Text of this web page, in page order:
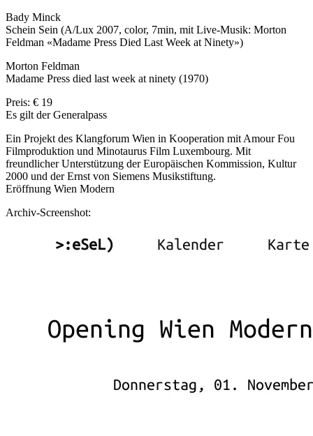
Bady Minck
Schein Sein (A/Lux 2007, color, 7min, mit Live-Musik: Morton
Feldman «Madame Press Died Last Week at Ninety»)
Morton Feldman
Madame Press died last week at ninety (1970)
Preis: € 19
Es gilt der Generalpass
Ein Projekt des Klangforum Wien in Kooperation mit Amour Fou
Filmproduktion und Minotaurus Film Luxembourg. Mit
freundlicher Unterstützung der Europäischen Kommission, Kultur
2000 und der Ernst von Siemens Musikstiftung.
Eröffnung Wien Modern
Archiv-Screenshot: